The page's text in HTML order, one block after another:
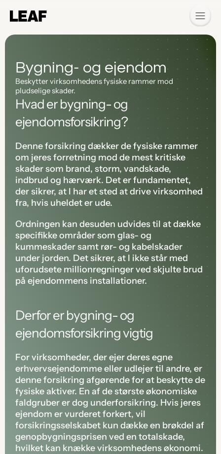
Bygning- og ejendom
Beskytter virksomhedens fysiske rammer mod
pludselige skader.
Hvad er bygning- og
ejendomsforsikring?
Denne forsikring dækker de fysiske rammer
om jeres forretning mod de mest kritiske
skader som brand, storm, vandskade,
indbrud og hærværk. Det er fundamentet,
der sikrer, at I har et sted at drive virksomhed
fra, hvis uheldet er ude.
Ordningen kan desuden udvides til at dække
specifikke områder som glas- og
kummeskader samt rør- og kabelskader
under jorden. Det sikrer, at I ikke står med
uforudsete millionregninger ved skjulte brud
på ejendommens installationer.
Derfor er bygning- og
ejendomsforsikring vigtig
For virksomheder, der ejer deres egne
erhvervsejendomme eller udlejer til andre, er
denne forsikring afgørende for at beskytte de
fysiske aktiver. En af de største økonomiske
faldgruber er dog underforsikring. Hvis jeres
ejendom er vurderet forkert, vil
forsikringsselskabet kun dække en brøkdel af
genopbygningsprisen ved en totalskade,
hvilket kan knække virksomhedens økonomi.